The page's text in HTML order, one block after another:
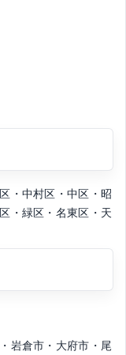
・中村区・中区・昭
・緑区・名東区・天
岩倉市・大府市・尾